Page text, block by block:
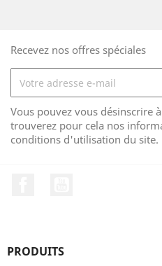
Recevez nos offres spéciales
Vous pouvez vous désinscrire
trouverez pour cela nos
conditions d'utilisation du site.
PRODUITS